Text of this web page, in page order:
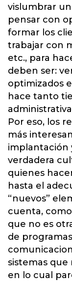
vislumbrar
pensar con
formar los
trabajar con
etc., para
deben ser:
optimizados
hace tanto
Por eso, los
más
implantación
verdadera
quienes
hasta el
“nuevos”
cuenta,
que no es
de
sistemas que
en lo cual